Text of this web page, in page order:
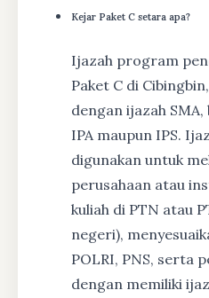
Kejar Paket C setara apa?
Ijazah program
Paket C di
dengan ijazah
IPA maupun IPS.
digunakan untuk
perusahaan atau
kuliah di PTN atau
negeri),
POLRI, PNS, serta
dengan memiliki